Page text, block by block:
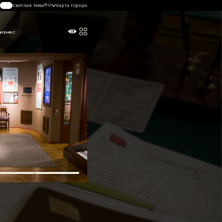
Светлая тема RU Карта города
в Алматы
C